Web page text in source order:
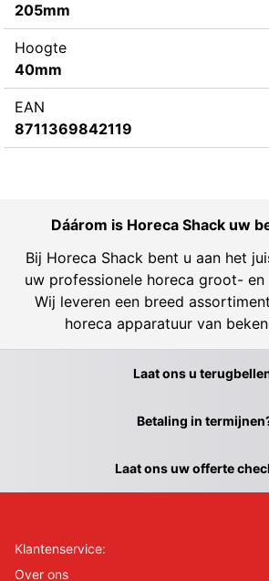
205mm
Hoogte
40mm
EAN
8711369842119
Dáárom is Horeca Shack uw
Bij Horeca Shack bent u aan het
uw professionele horeca groot- en
Wij leveren een breed
horeca apparatuur van
Laat ons u
Betaling in
Laat ons uw offerte
Klantenservice:
Over ons